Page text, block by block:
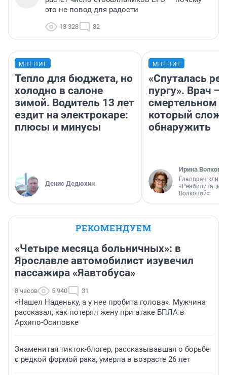
это не повод для радости
13 328 82
МНЕНИЕ
Тепло для бюджета, но
холодно в салоне
зимой. Водитель 13 лет
ездит на электрокаре:
плюсы и минусы
Денис Дедюхин
МНЕНИЕ
«Спуталась
пургу». Врач —
смертельном
который
обнаружить
Ирина Волкова
Главврач
«Реабилитация
Волковой»
РЕКОМЕНДУЕМ
«Четыре месяца больничных»: в
Ярославле автомобилист изувечил
пассажира «Яавтобуса»
8 часов 5 940 31
«Нашел Наденьку, а у нее пробита голова». Мужчина
рассказал, как потерял жену при атаке БПЛА в
Архипо-Осиповке
Знаменитая тикток-блогер, рассказывавшая о борьбе
с редкой формой рака, умерла в возрасте 26 лет